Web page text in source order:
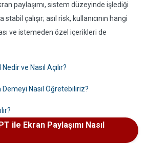
paylaşımı, sistem düzeyinde işlediği
çalışır; asıl risk, kullanıcının hangi
ve istemeden özel içerikleri de
ve Nasıl Açılır?
Nasıl Öğretebiliriz?
ile Ekran Paylaşımı Nasıl